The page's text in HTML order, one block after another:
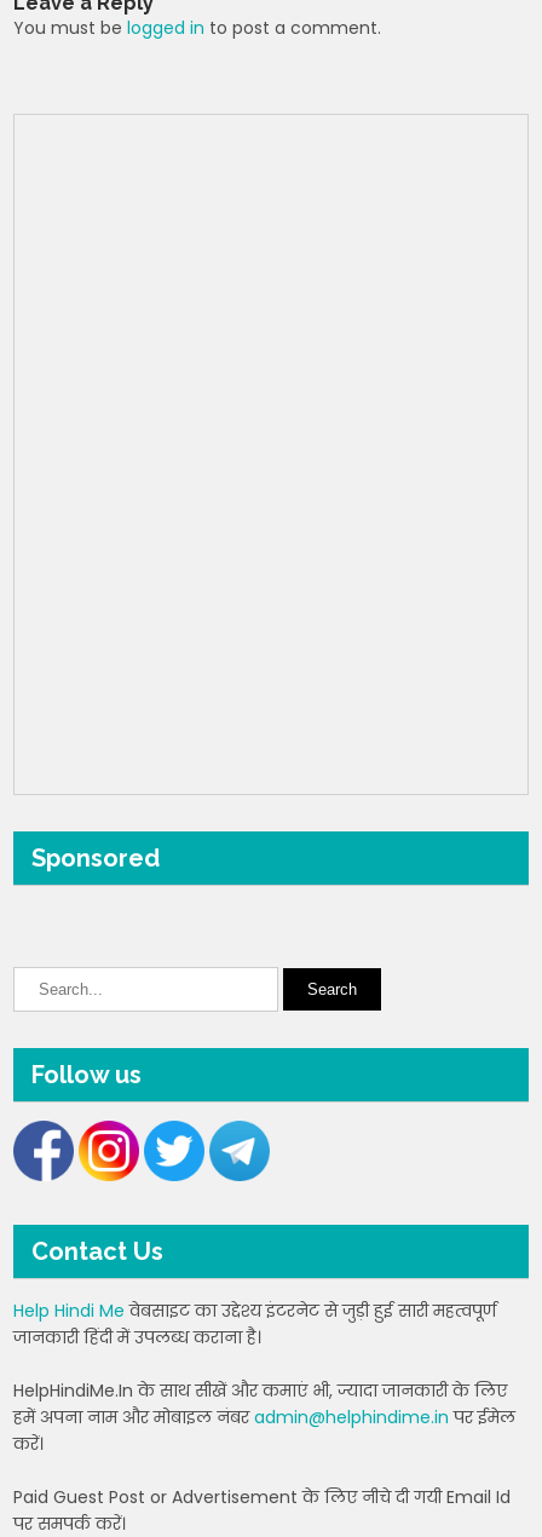
p o
k
m
You must belogged in to post a comment.
Sponsored
Follow us
Contact Us
Help Hindi Me वेबसाइट का उद्देश्य इंटरनेट से जुड़ी हुई सारी महत्वपूर्ण
जानकारी हिंदी में उपलब्ध कराना है।
HelpHindiMe.In के साथ सीखें और कमाएं भी, ज्यादा जानकारी के लिए
हमें अपना नाम और मोबाइल नंबरadmin@helphindime.in पर ईमेल
करें।
Paid Guest Post or Advertisement के लिए नीचे दी गयी Email Id
पर समपर्क करें।